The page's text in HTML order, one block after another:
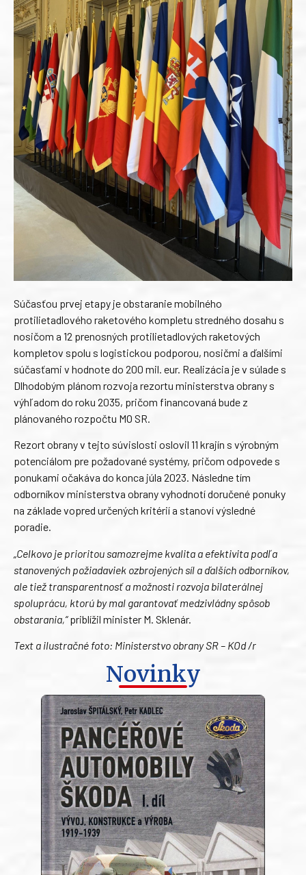
Súčasťou prvej etapy je obstaranie mobilného
protilietadlového raketového kompletu stredného dosahu s
nosičom a 12 prenosných protilietadlových raketových
kompletov spolu s logistickou podporou, nosičmi a ďalšími
súčasťami v hodnote do 200 mil. eur. Realizácia je v súlade s
Dlhodobým plánom rozvoja rezortu ministerstva obrany s
výhľadom do roku 2035, pričom financovaná bude z
plánovaného rozpočtu MO SR.
Rezort obrany v tejto súvislosti oslovil 11 krajín s výrobným
potenciálom pre požadované systémy, pričom odpovede s
ponukami očakáva do konca júla 2023. Následne tím
odborníkov ministerstva obrany vyhodnotí doručené ponuky
na základe vopred určených kritérií a stanoví výsledné
poradie.
„Celkovo je prioritou samozrejme kvalita a efektivita podľa
stanovených požiadaviek ozbrojených síl a ďalších odborníkov,
ale tiež transparentnosť a možnosti rozvoja bilaterálnej
spoluprácu, ktorú by mal garantovať medzivládny spôsob
obstarania,“priblížil minister M. Sklenár.
Text a ilustračné foto: Ministerstvo obrany SR – KOd /r
Novinky